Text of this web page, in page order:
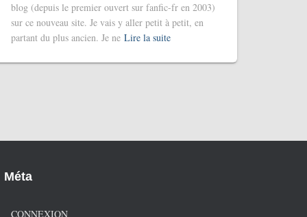
blog (depuis le premier ouvert sur fanfic-fr en 2003)
sur ce nouveau site. Je vais y aller petit à petit, en
partant du plus ancien. Je ne Lire la suite
Méta
CONNEXION